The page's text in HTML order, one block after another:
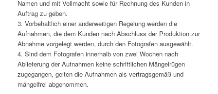
Namen und mit Vollmacht sowie für Rechnung des Kunden in
Auftrag zu geben.
3. Vorbehaltlich einer anderweitigen Regelung werden die
Aufnahmen, die dem Kunden nach Abschluss der Produktion zur
Abnahme vorgelegt werden, durch den Fotografen ausgewählt.
4. Sind dem Fotografen innerhalb von zwei Wochen nach
Ablieferung der Aufnahmen keine schriftlichen Mängelrügen
zugegangen, gelten die Aufnahmen als vertragsgemäß und
mängelfrei abgenommen.